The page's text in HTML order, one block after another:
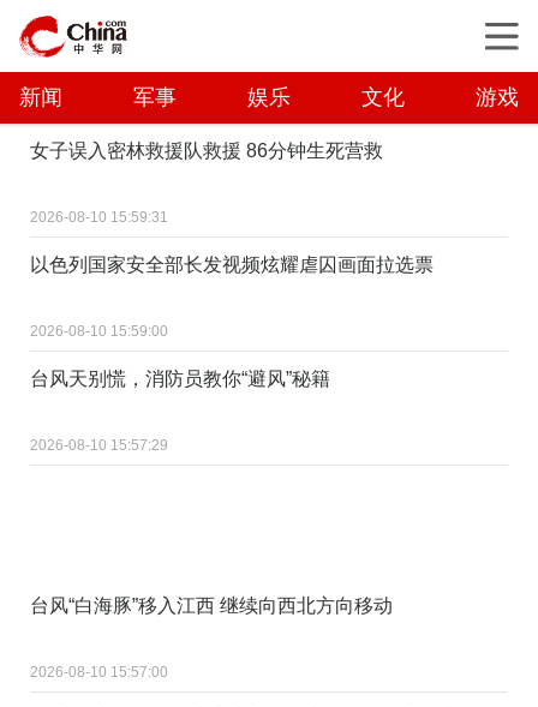
新闻 军事 娱乐 文化 游戏
女子误入密林救援队救援 86分钟生死营救
2026-08-10 15:59:31
以色列国家安全部长发视频炫耀虐囚画面拉选票
2026-08-10 15:59:00
台风天别慌，消防员教你“避风”秘籍
2026-08-10 15:57:29
台风“白海豚”移入江西 继续向西北方向移动
2026-08-10 15:57:00